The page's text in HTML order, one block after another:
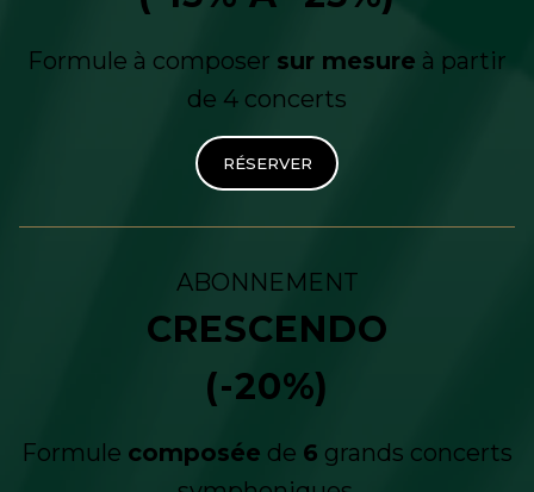
Formule à composer sur mesure à partir
de 4 concerts
RÉSERVER
ABONNEMENT
CRESCENDO
(-20%)
Formule composée de 6 grands concerts